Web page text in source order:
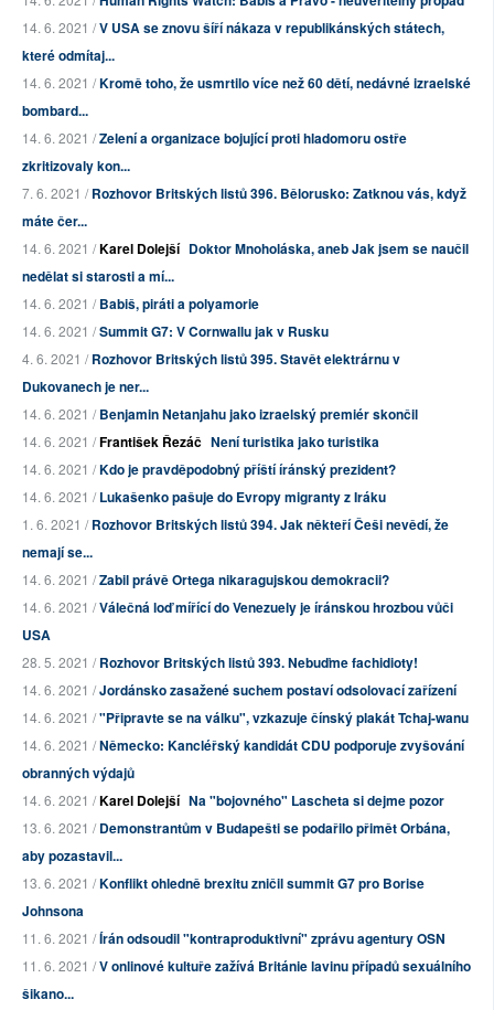
14. 6. 2021 /V USA se znovu šíří nákaza v republikánských státech,
které odmítaj...
14. 6. 2021 /Kromě toho, že usmrtilo více než 60 dětí, nedávné izraelské
bombard...
14. 6. 2021 /Zelení a organizace bojující proti hladomoru ostře
zkritizovaly kon...
7. 6. 2021 /Rozhovor Britských listů 396. Bělorusko: Zatknou vás, když
máte čer...
14. 6. 2021 /Karel Dolejší Doktor Mnoholáska, aneb Jak jsem se naučil
nedělat si starosti a mí...
14. 6. 2021 /Babiš, piráti a polyamorie
14. 6. 2021 /Summit G7: V Cornwallu jak v Rusku
4. 6. 2021 /Rozhovor Britských listů 395. Stavět elektrárnu v
Dukovanech je ner...
14. 6. 2021 /Benjamin Netanjahu jako izraelský premiér skončil
14. 6. 2021 /František Řezáč Není turistika jako turistika
14. 6. 2021 /Kdo je pravděpodobný příští íránský prezident?
14. 6. 2021 /Lukašenko pašuje do Evropy migranty z Iráku
1. 6. 2021 /Rozhovor Britských listů 394. Jak někteří Češi nevědí, že
nemají se...
14. 6. 2021 /Zabil právě Ortega nikaragujskou demokracii?
14. 6. 2021 /Válečná loď mířící do Venezuely je íránskou hrozbou vůči
USA
28. 5. 2021 /Rozhovor Britských listů 393. Nebuďme fachidioty!
14. 6. 2021 /Jordánsko zasažené suchem postaví odsolovací zařízení
14. 6. 2021 /"Připravte se na válku", vzkazuje čínský plakát Tchaj-wanu
14. 6. 2021 /Německo: Kancléřský kandidát CDU podporuje zvyšování
obranných výdajů
14. 6. 2021 /Karel Dolejší Na "bojovného" Lascheta si dejme pozor
13. 6. 2021 /Demonstrantům v Budapešti se podařilo přimět Orbána,
aby pozastavil...
13. 6. 2021 /Konflikt ohledně brexitu zničil summit G7 pro Borise
Johnsona
11. 6. 2021 /Írán odsoudil "kontraproduktivní" zprávu agentury OSN
11. 6. 2021 /V onlinové kultuře zažívá Británie lavinu případů sexuálního
šikano...